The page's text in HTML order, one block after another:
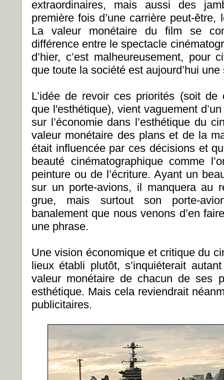
extraordinaires, mais aussi des
première fois d’une carrière peut-
La valeur monétaire du film se
différence entre le spectacle
d’hier, c’est malheureusement, pour
que toute la société est aujourd’hui
L’idée de revoir ces priorités (soit de
que l'esthétique), vient vaguement
sur l’économie dans l’esthétique du
valeur monétaire des plans et de la
était influencée par ces décisions et
beauté cinématographique comme
peinture ou de l’écriture. Ayant un
sur un porte-avions, il manquera au
grue, mais surtout son porte-
banalement que nous venons d’en
une phrase.
Une vision économique et critique du
lieux établi plutôt, s’inquiéterait
valeur monétaire de chacun de ses
esthétique. Mais cela reviendrait
publicitaires.